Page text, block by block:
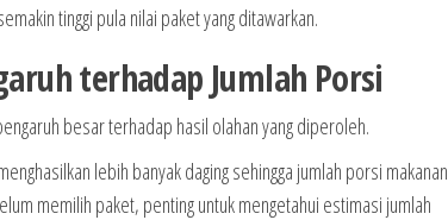
tinggi pula nilai paket yang ditawarkan.
terhadap Jumlah Porsi
besar terhadap hasil olahan yang diperoleh.
lebih banyak daging sehingga jumlah porsi makanan
memilih paket, penting untuk mengetahui estimasi jumlah